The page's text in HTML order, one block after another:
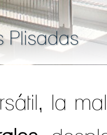
Plisadas
la